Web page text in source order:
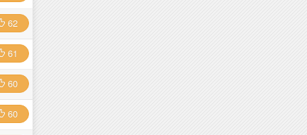
62
61
60
60